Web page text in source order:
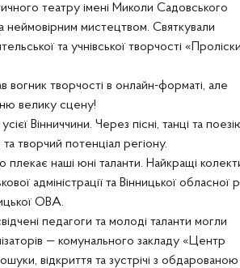
театру імені Миколи Садовського
неймовірним мистецтвом. Святкували
та учнівської творчості «Проліски
вогник творчості в онлайн-форматі, але
велику сцену!
Вінниччини. Через пісні, танці та
творчий потенціал регіону.
наші юні таланти. Найкращі
адміністрації та Вінницької обласної
ОВА.
педагоги та молоді таланти могли
— комунального закладу «Центр
відкриття та зустрічі з обдарованою